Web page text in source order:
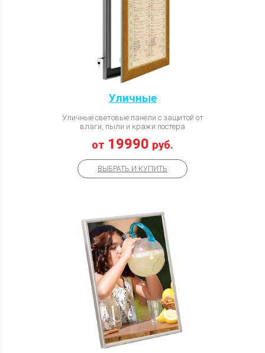
Уличные
Уличные световые панели с защитой от
влаги, пыли и кражи постера
от 19990 руб.
ВЫБРАТЬ И КУПИТЬ